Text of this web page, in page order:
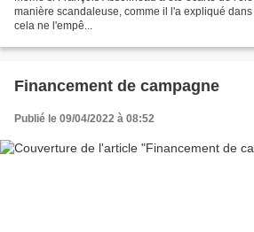
manière scandaleuse, comme il l'a expliqué dans
cela ne l'empê...
Financement de campagne
Publié le 09/04/2022 à 08:52